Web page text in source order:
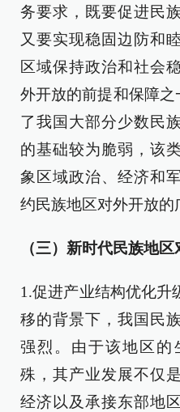
务要求，既要促进民
又要实现稳固边防和
区域保持政治和社会
外开放的前提和保障之
了我国大部分少数民
的基础较为脆弱，该
象区域政治、经济和
约民族地区对外开放的
（三）新时代民族地
1.促进产业结构优化升
移的背景下，我国民
强烈。由于该地区的
殊，其产业发展不仅
经济以及承接东部地